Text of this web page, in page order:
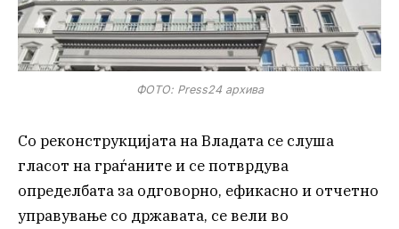
ФОТО: Press24 архива
Со реконструкцијата на Владата се слуша
гласот на граѓаните и се потврдува
определбата за одговорно, ефикасно и отчетно
управување со државата, се вели во